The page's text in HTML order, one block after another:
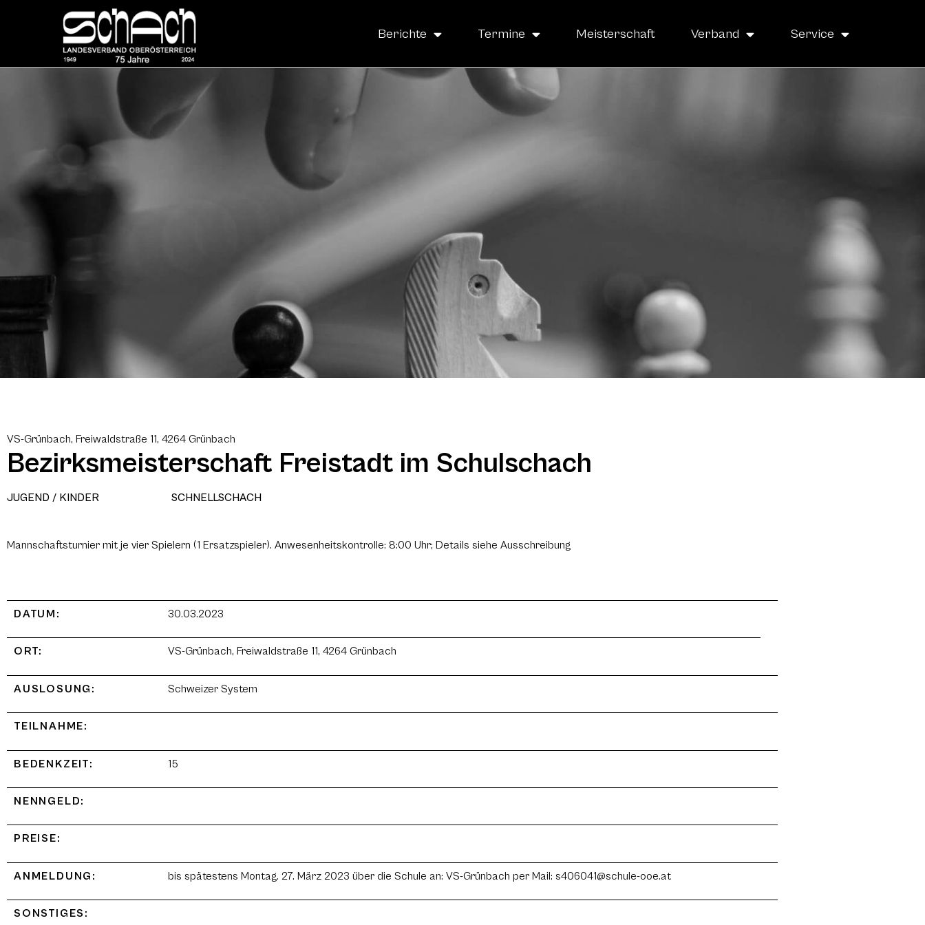
Berichte Termine Meisterschaft Verband Service
VS-Grünbach, Freiwaldstraße 11, 4264 Grünbach
Bezirksmeisterschaft Freistadt im Schulschach
JUGEND / KINDER SCHNELLSCHACH
Mannschaftsturnier mit je vier Spielern (1 Ersatzspieler). Anwesenheitskontrolle: 8:00 Uhr; Details siehe Ausschreibung
DATUM: 30.03.2023
ORT: VS-Grünbach, Freiwaldstraße 11, 4264 Grünbach
AUSLOSUNG: Schweizer System
TEILNAHME:
BEDENKZEIT: 15
NENNGELD:
PREISE:
ANMELDUNG: bis spätestens Montag. 27. März 2023 über die Schule an: VS-Grünbach per Mail: s406041@schule-ooe.at
SONSTIGES: